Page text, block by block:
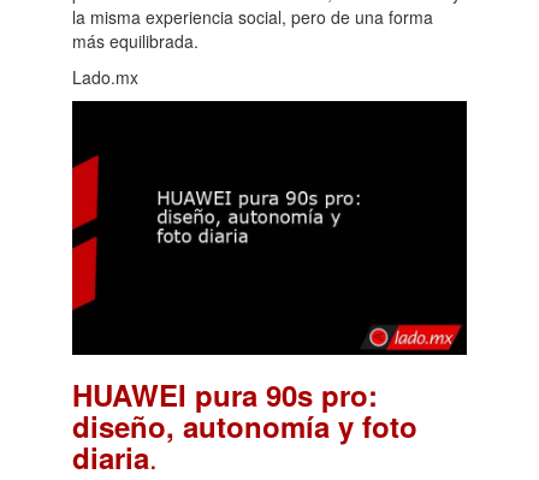
la misma experiencia social, pero de una forma
más equilibrada.
Lado.mx
HUAWEI pura 90s pro:
diseño, autonomía y foto
diaria.